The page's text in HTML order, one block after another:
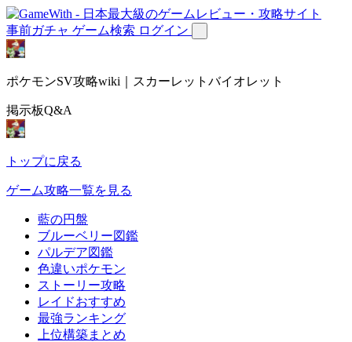
事前ガチャ ゲーム検索 ログイン
ポケモンSV攻略wiki｜スカーレットバイオレット
掲示板Q&A
トップに戻る
ゲーム攻略一覧を見る
藍の円盤
ブルーベリー図鑑
パルデア図鑑
色違いポケモン
ストーリー攻略
レイドおすすめ
最強ランキング
上位構築まとめ